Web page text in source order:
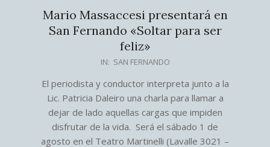
Mario Massaccesi presentará en
San Fernando «Soltar para ser
feliz»
23
IN: SAN FERNANDO
El periodista y conductor interpreta junto a la
Lic. Patricia Daleiro una charla para llamar a
dejar de lado aquellas cargas que impiden
disfrutar de la vida. Será el sábado 1 de
agosto en el Teatro Martinelli (Lavalle 3021 –